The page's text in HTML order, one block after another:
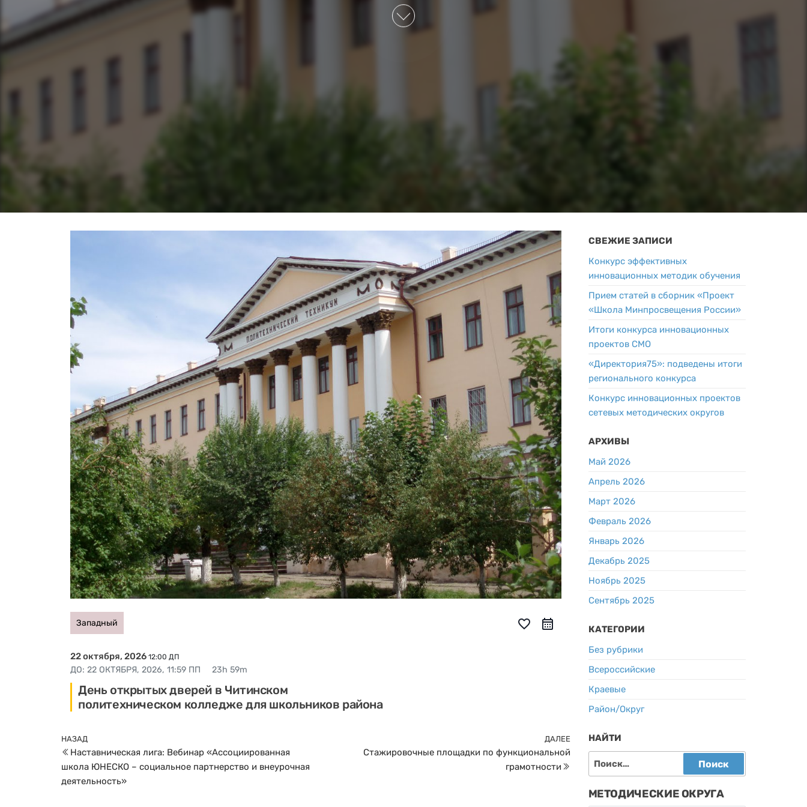
Западный favorite_border
22 октября, 2026 12:00 ДП
ДО: 22 ОКТЯБРЯ, 2026, 11:59 ПП 23h 59m
День открытых дверей в Читинском
политехническом колледже для школьников района
Навигация
по
записям
Предыдущая
запись
НАЗАД
Наставническая лига: Вебинар «Ассоциированная
школа ЮНЕСКО – социальное партнерство и внеурочная
деятельность»
Следующая
запись
ДАЛЕЕ
Стажировочные площадки по функциональной
грамотности
СВЕЖИЕ ЗАПИСИ
Конкурс эффективных
инновационных методик обучения
Прием статей в сборник «Проект
«Школа Минпросвещения России»
Итоги конкурса инновационных
проектов СМО
«Директория75»: подведены итоги
регионального конкурса
Конкурс инновационных проектов
сетевых методических округов
АРХИВЫ
Май 2026
Апрель 2026
Март 2026
Февраль 2026
Январь 2026
Декабрь 2025
Ноябрь 2025
Сентябрь 2025
КАТЕГОРИИ
Без рубрики
Всероссийские
Краевые
Район/Округ
НАЙТИ
Найти:
МЕТОДИЧЕСКИЕ ОКРУГА